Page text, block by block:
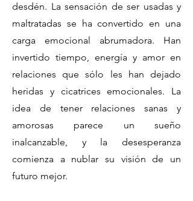
desdén. La sensación de ser usadas y
maltratadas se ha convertido en una
carga emocional abrumadora. Han
invertido tiempo, energía y amor en
relaciones que sólo les han dejado
heridas y cicatrices emocionales. La
idea de tener relaciones sanas y
amorosas parece un sueño
inalcanzable, y la desesperanza
comienza a nublar su visión de un
futuro mejor.